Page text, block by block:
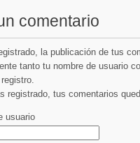
comentario
la publicación de tus
tanto tu nombre de usuario
registrado, tus comentarios
usuario